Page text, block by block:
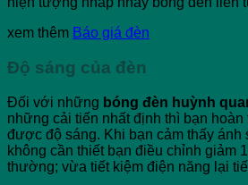
xem thêm Báo giá đèn
Độ sáng của đèn
Đối với những bóng đèn huỳnh
những cải tiến nhất định thì bạn hoàn
được độ sáng. Khi bạn cảm thấy ánh
không cần thiết bạn điều chỉnh giảm
thường; vừa tiết kiệm điện năng lại